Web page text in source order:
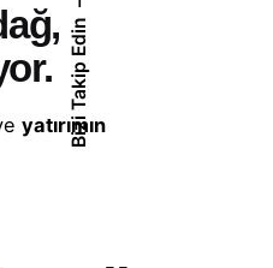
Bizi Takip Edin
yatırımın